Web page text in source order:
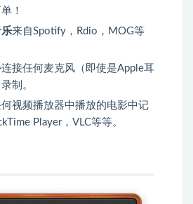
！
来自Spotify，Rdio，MOG等
连接任何麦克风（即使是Apple耳
制。
何视频播放器中播放的电影中记
Player，VLC等等。